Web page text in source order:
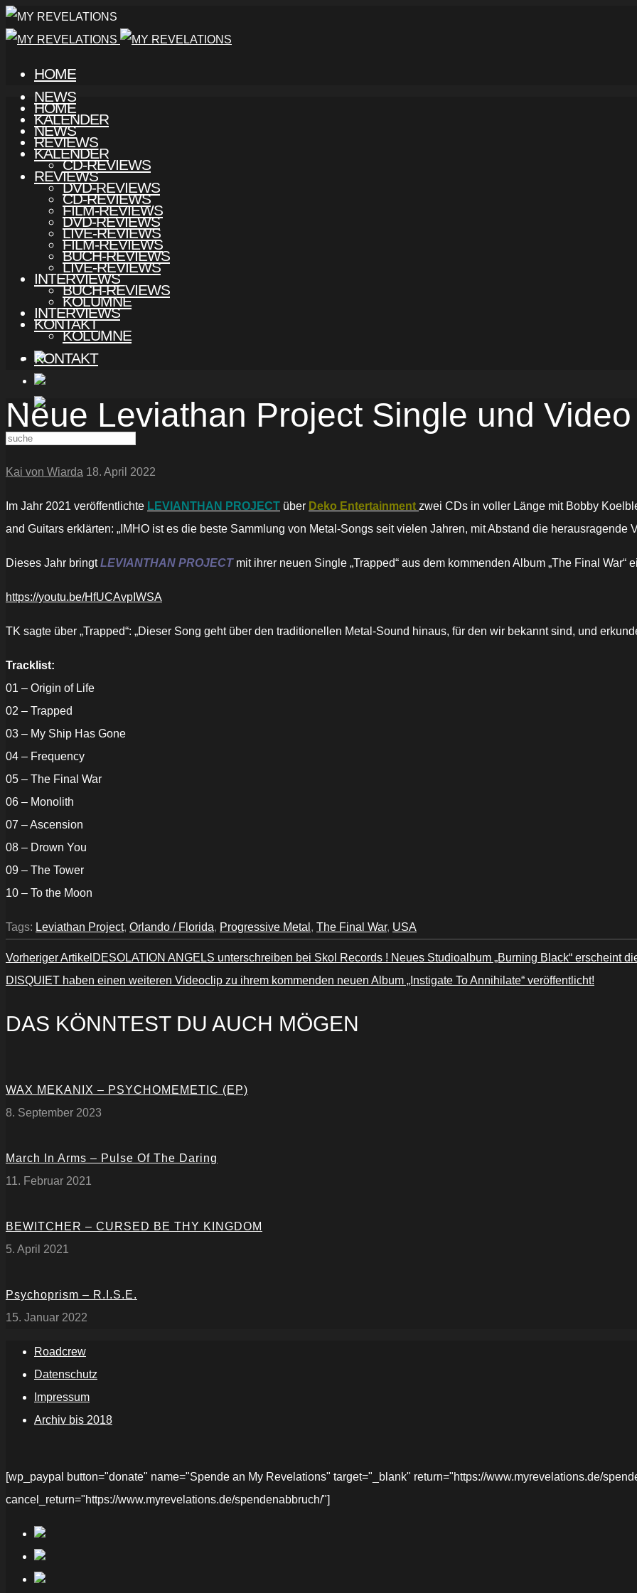
HOME
NEWS
KALENDER
REVIEWS
CD-REVIEWS
DVD-REVIEWS
FILM-REVIEWS
LIVE-REVIEWS
BUCH-REVIEWS
INTERVIEWS
KOLUMNE
KONTAKT
HOME
NEWS
KALENDER
REVIEWS
CD-REVIEWS
DVD-REVIEWS
FILM-REVIEWS
LIVE-REVIEWS
BUCH-REVIEWS
INTERVIEWS
KOLUMNE
KONTAKT
Neue Leviathan Project Single und Video
Kai von Wiarda 18. April 2022
Im Jahr 2021 veröffentlichte LEVIANTHAN PROJECT über Deko Entertainment zwei CDs in voller Länge mit Bobby
and Guitars erklärten: „IMHO ist es die beste Sammlung von Metal-Songs seit vielen Jahren, mit Abstand die herausragende
Dieses Jahr bringtLEVIANTHAN PROJECT mit ihrer neuen Single „Trapped“ aus dem kommenden Album „The Final War“
https://youtu.be/HfUCAvpIWSA
TK sagte über „Trapped“: „Dieser Song geht über den traditionellen Metal-Sound hinaus, für den wir bekannt sind, und
Tracklist:
01 – Origin of Life
02 – Trapped
03 – My Ship Has Gone
04 – Frequency
05 – The Final War
06 – Monolith
07 – Ascension
08 – Drown You
09 – The Tower
10 – To the Moon
Tags: Leviathan Project, Orlando / Florida, Progressive Metal , The Final War, USA
Vorheriger Artikel DESOLATION ANGELS unterschreiben bei Skol Records ! Neues Studioalbum „Burning Black“ erscheint
DISQUIET haben einen weiteren Videoclip zu ihrem kommenden neuen Album „Instigate To Annihilate“ veröffentlicht!
DAS KÖNNTEST DU AUCH MÖGEN
WAX MEKANIX – PSYCHOMEMETIC (EP)
8. September 2023
March In Arms – Pulse Of The Daring
11. Februar 2021
BEWITCHER – CURSED BE THY KINGDOM
5. April 2021
Psychoprism – R.I.S.E.
15. Januar 2022
Roadcrew
Datenschutz
Impressum
Archiv bis 2018
[wp_paypal button="donate" name="Spende an My Revelations" target="_blank" return="https://www.myrevelations.de/
cancel_return="https://www.myrevelations.de/spendenabbruch/"]